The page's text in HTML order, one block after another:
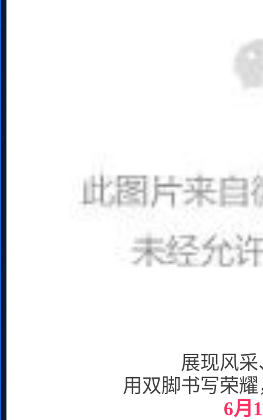
展现风
用双脚书写荣
6月